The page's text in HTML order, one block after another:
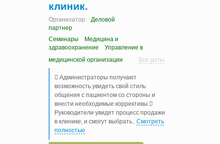
клиник.
Организатор:
Деловой
партнер
Семинары
Медицина и
здравоохранение
Управление в
медицинской организации
Все даты
 Администраторы получают
возможность увидеть свой стиль
общения с пациентом со стороны и
внести необходимые коррективы.
Руководители увидят процесс продажи
в клинике, и смогут выбрать
Смотреть
полностью